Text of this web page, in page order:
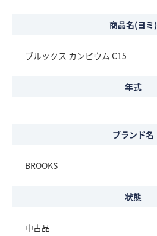
商品名(ヨミ)
ブルックス カンビウム C15
年式
ブランド名
BROOKS
状態
中古品